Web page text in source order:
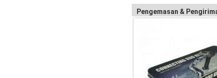
Pengemasan &